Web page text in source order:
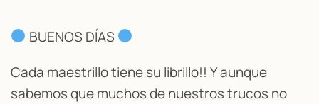
BUENOS DÍAS
Cada maestrillo tiene su librillo!! Y aunque
sabemos que muchos de nuestros trucos no